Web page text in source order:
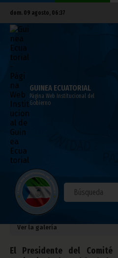
dom. 09 agosto, 06:37
GUINEA ECUATORIAL
Página Web Institucional del
Gobierno
Guinea Ecuatorial
sanitaria por la Covid-
mayo 16, 2023
Noticias COVID-19 Vicepresidencia
Ver la galería
El Presidente del Comité